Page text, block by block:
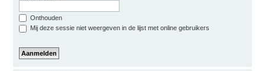
Onthouden
Mij deze sessie niet weergeven in de lijst met online gebruikers